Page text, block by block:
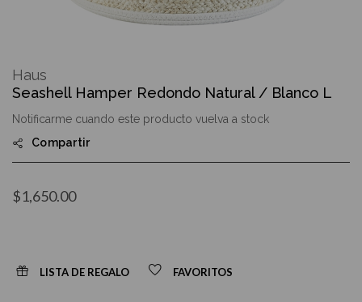
the
beginning
the
images
Seashell Hamper Redondo Natural / Blanco L
Compartir
$1,650.00
Notificarme cuando este producto vuelva a stock
LISTA DE REGALO FAVORITOS
Haus